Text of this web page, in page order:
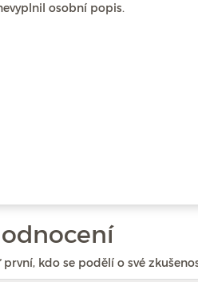
osobní popis.
kdo se podělí o své